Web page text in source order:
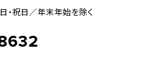
・祝日／年末年始を除く